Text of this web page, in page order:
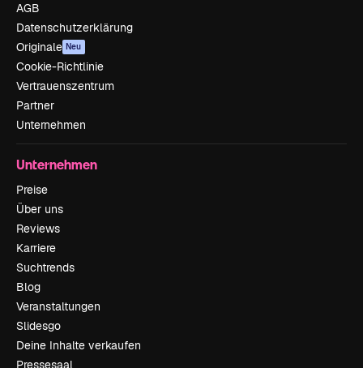
AGB
Datenschutzerklärung
Originale Neu
Cookie-Richtlinie
Vertrauenszentrum
Partner
Unternehmen
Unternehmen
Preise
Über uns
Reviews
Karriere
Suchtrends
Blog
Veranstaltungen
Slidesgo
Deine Inhalte verkaufen
Pressesaal